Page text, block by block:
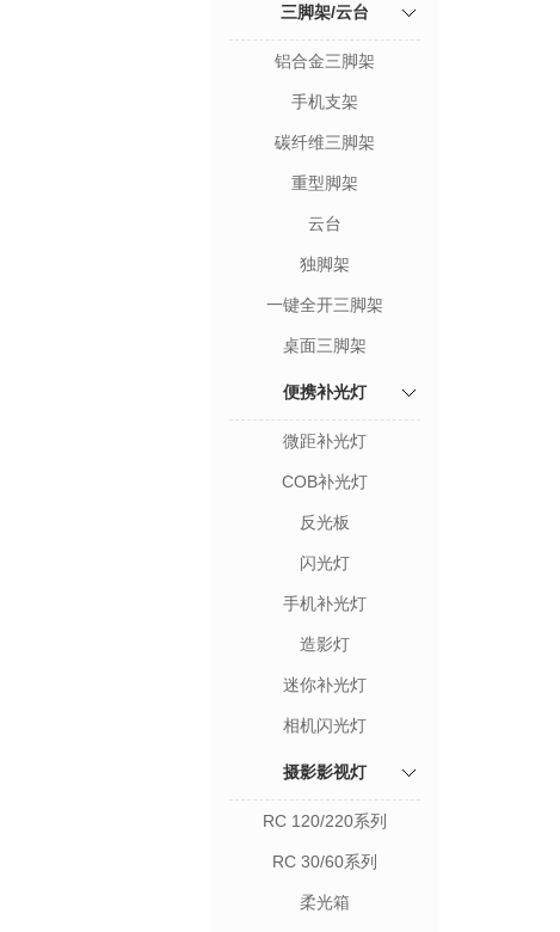
三脚架/云台
铝合金三脚架
手机支架
碳纤维三脚架
重型脚架
云台
独脚架
一键全开三脚架
桌面三脚架
便携补光灯
微距补光灯
COB补光灯
反光板
闪光灯
手机补光灯
造影灯
迷你补光灯
相机闪光灯
摄影影视灯
RC 120/220系列
RC 30/60系列
柔光箱